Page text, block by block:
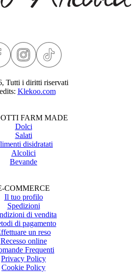
Tutti i diritti riservati
Klekoo.com
FARM MADE
Dolci
Salati
disidratati
Alcolici
Bevande
COMMERCE
Il tuo profilo
Spedizioni
di vendita
di pagamento
un reso
Recesso online
Frequenti
Privacy Policy
Cookie Policy